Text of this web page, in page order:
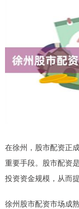
在徐州，股市配资正
重要手段。股市配资
投资资金规模，从而
徐州股市配资市场成